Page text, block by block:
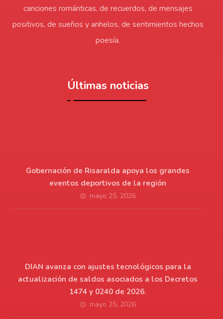
canciones románticas, de recuerdos, de mensajes
positivos, de sueños y anhelos, de sentimientos hechos
poesía.
Últimas noticias
Gobernación de Risaralda apoya los grandes
eventos deportivos de la región
mayo 25, 2026
DIAN avanza con ajustes tecnológicos para la
actualización de saldos asociados a los Decretos
1474 y 0240 de 2026.
mayo 25, 2026